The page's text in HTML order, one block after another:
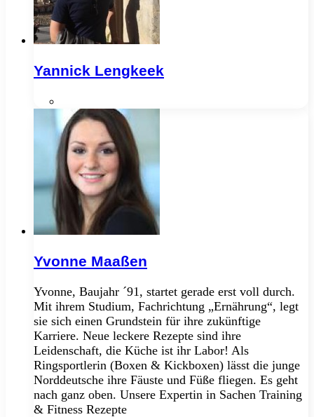
Yannick Lengkeek
Yvonne Maaßen
Yvonne, Baujahr ´91, startet gerade erst voll durch.
Mit ihrem Studium, Fachrichtung „Ernährung“, legt
sie sich einen Grundstein für ihre zukünftige
Karriere. Neue leckere Rezepte sind ihre
Leidenschaft, die Küche ist ihr Labor! Als
Ringsportlerin (Boxen & Kickboxen) lässt die junge
Norddeutsche ihre Fäuste und Füße fliegen. Es geht
nach ganz oben. Unsere Expertin in Sachen Training
& Fitness Rezepte